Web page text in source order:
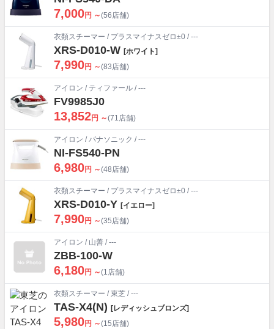
7,000円 ～(56店舗)
衣類スチーマー / プラスマイナスゼロ±0 / ---
XRS-D010-W [ホワイト]
7,990円 ～(83店舗)
アイロン / ティファール / ---
FV9985J0
13,852円 ～(71店舗)
アイロン /パナソニック / ---
NI-FS540-PN
6,980円 ～(48店舗)
衣類スチーマー / プラスマイナスゼロ±0 / ---
XRS-D010-Y [イエロー]
7,990円 ～(35店舗)
アイロン / 山善 / ---
ZBB-100-W
6,180円 ～(1店舗)
衣類スチーマー /東芝 / ---
TAS-X4(N) [レディッシュブロンズ]
5,980円 ～(15店舗)